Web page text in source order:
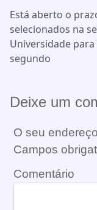
Está aberto o
selecionados na
Universidade
segundo
Deixe um
O seu
Campos
Comentário